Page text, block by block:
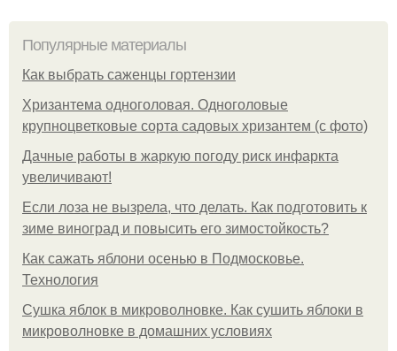
Популярные материалы
Как выбрать саженцы гортензии
Хризантема одноголовая. Одноголовые
крупноцветковые сорта садовых хризантем (с фото)
Дачные работы в жаркую погоду риск инфаркта
увеличивают!
Если лоза не вызрела, что делать. Как подготовить к
зиме виноград и повысить его зимостойкость?
Как сажать яблони осенью в Подмосковье.
Технология
Сушка яблок в микроволновке. Как сушить яблоки в
микроволновке в домашних условиях